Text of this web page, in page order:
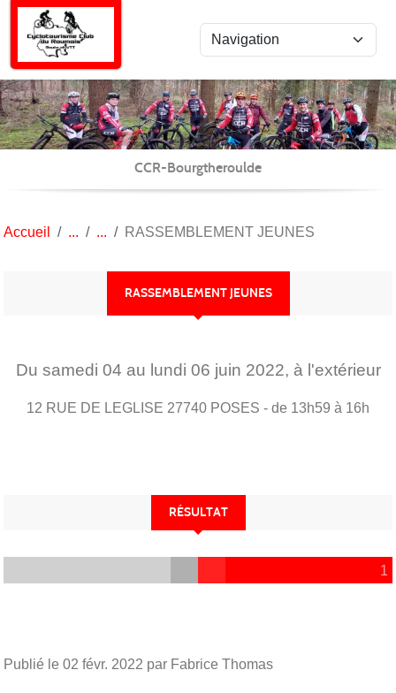
CCR-Bourgtheroulde
Accueil RASSEMBLEMENT JEUNES
RASSEMBLEMENT JEUNES
Du samedi 04 au lundi 06 juin 2022, à l'extérieur
12 RUE DE LEGLISE 27740 POSES - de 13h59 à 16h
RÉSULTAT
1
Publié le 02 févr. 2022 par Fabrice Thomas
Panneau de gestion des cookies